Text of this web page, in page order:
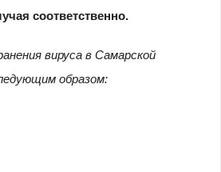
соответственно.
вируса в Самарской
образом: